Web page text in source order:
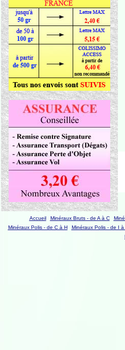
Accueil Minéraux Bruts - de A à C
Minéraux Polis - de C à H
Minéraux Polis - de I à